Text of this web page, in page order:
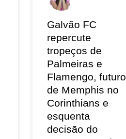
Galvão FC
repercute
tropeços de
Palmeiras e
Flamengo, futuro
de Memphis no
Corinthians e
esquenta
decisão do